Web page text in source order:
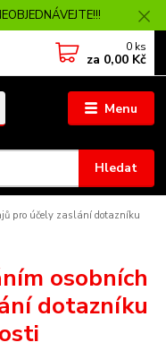
Menu
Hledat
0 ks
za 0,00 Kč
pro účely zaslání dotazníku
osobních
dotazníku